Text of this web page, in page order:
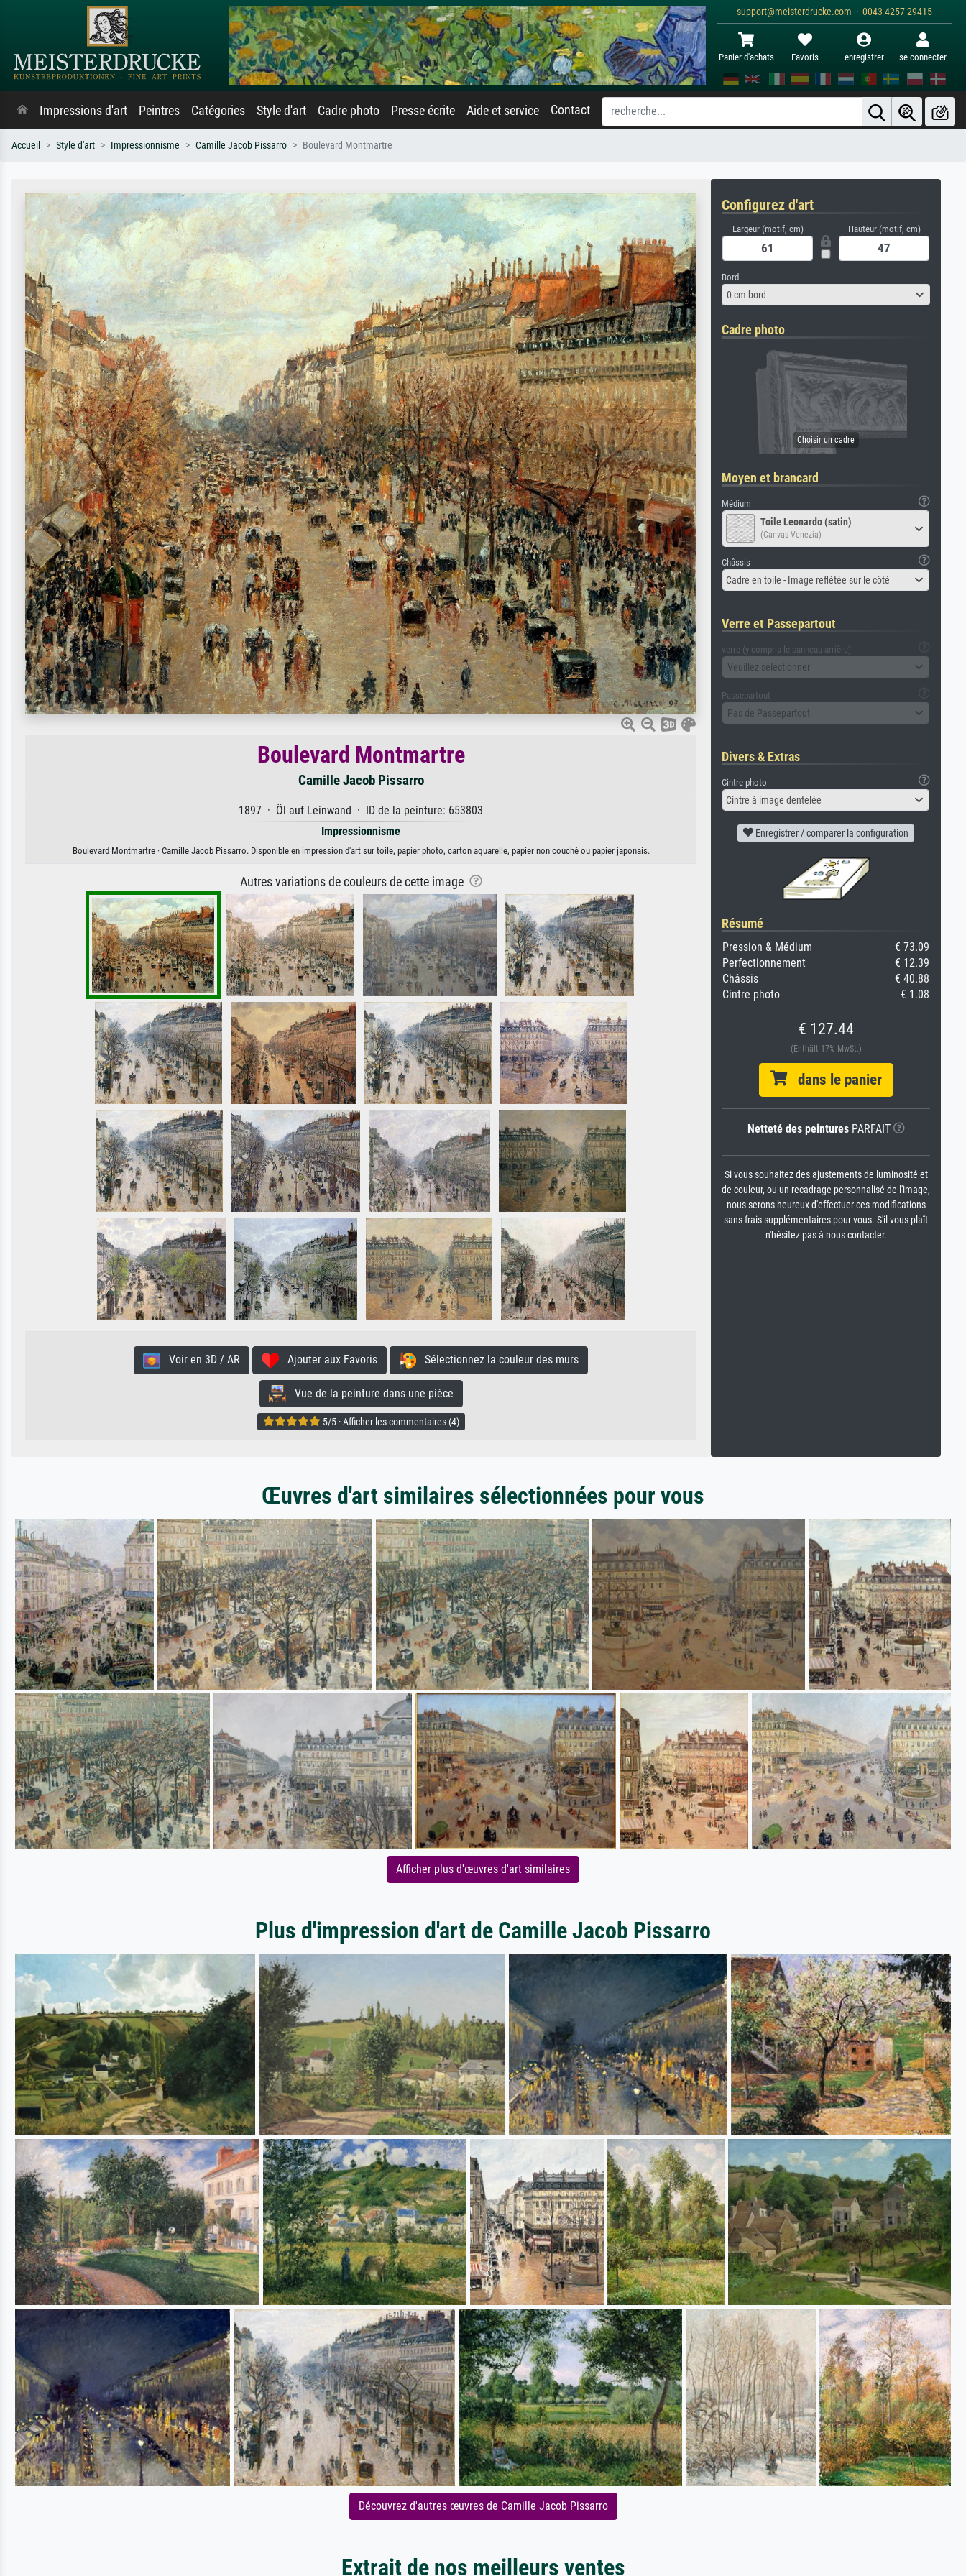
support@meisterdrucke.com · 0043 4257 29415
Panier d'achats Favoris enregistrer se connecter
Impressions d'art Peintres Catégories Style d'art Cadre photo Presse écrite Aide et service Contact
Accueil Style d'art Impressionnisme Camille Jacob Pissarro Boulevard Montmartre
Boulevard Montmartre
Camille Jacob Pissarro
1897 · Öl auf Leinwand · ID de la peinture: 653803
Impressionnisme
Boulevard Montmartre · Camille Jacob Pissarro. Disponible en impression d'art sur toile, papier photo, carton aquarelle, papier non couché ou papier japonais.
Autres variations de couleurs de cette image
Voir en 3D / AR Ajouter aux Favoris Sélectionnez la couleur des murs
Vue de la peinture dans une pièce
5/5 · Afficher les commentaires (4)
Configurez d'art
Largeur (motif, cm) Hauteur (motif, cm)
Bord
0 cm bord
Cadre photo
Moyen et brancard
Médium
Toile Leonardo (satin)
(Canvas Venezia)
Châssis
Cadre en toile - Image reflétée sur le côté
Verre et Passepartout
verre (y compris le panneau arrière)
Veuillez sélectionner
Passepartout
Pas de Passepartout
Divers & Extras
Cintre photo
Cintre à image dentelée
Enregistrer / comparer la configuration
Résumé
Pression & Médium
€ 73.09
Perfectionnement
€ 12.39
Châssis
€ 40.88
Cintre photo
€ 1.08
€ 127.44
(Enthält 17% MwSt.)
dans le panier
Netteté des peinturesPARFAIT
Si vous souhaitez des ajustements de luminosité et
de couleur, ou un recadrage personnalisé de l'image,
nous serons heureux d'effectuer ces modifications
sans frais supplémentaires pour vous. S'il vous plaît
n'hésitez pas à nous contacter.
Œuvres d'art similaires sélectionnées pour vous
Afficher plus d'œuvres d'art similaires
Plus d'impression d'art de Camille Jacob Pissarro
Découvrez d'autres œuvres de Camille Jacob Pissarro
Extrait de nos meilleurs ventes